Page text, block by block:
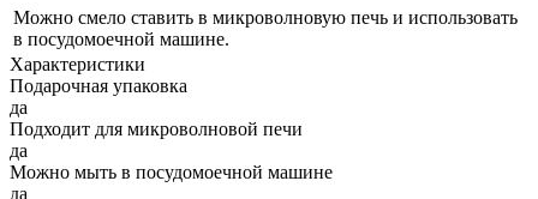
Можно смело ставить в микроволновую печь и использовать
в посудомоечной машине.
Характеристики
Подарочная упаковка
да
Подходит для микроволновой печи
да
Можно мыть в посудомоечной машине
да